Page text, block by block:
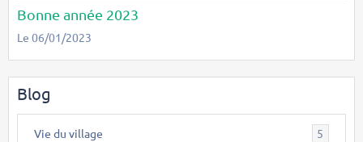
Bonne année 2023
Le 06/01/2023
Blog
Vie du village 5